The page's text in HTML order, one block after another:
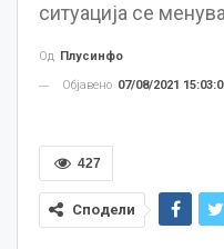
ситуација се
Од Плусинфо
Објавено 07/08/2021
427
Сподели